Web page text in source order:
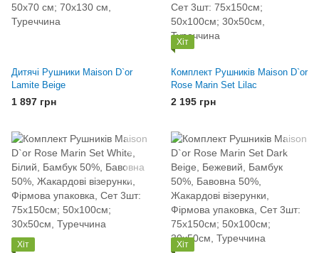
Дитячі Рушники Maison D`or
Lamite Beige
1 897 грн
Хіт
Комплект Рушників Maison D`or
Rose Marin Set Lilac
2 195 грн
Хіт Хіт